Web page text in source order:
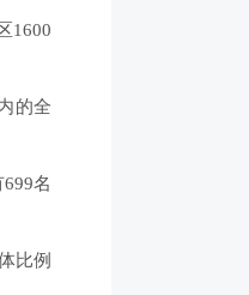
1600
的全
名
比例